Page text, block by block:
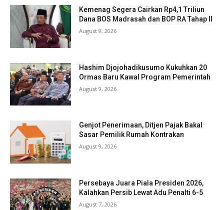
Kemenag Segera Cairkan Rp4,1 Triliun
Dana BOS Madrasah dan BOP RA Tahap II
August 9, 2026
Hashim Djojohadikusumo Kukuhkan 20
Ormas Baru Kawal Program Pemerintah
August 9, 2026
Genjot Penerimaan, Ditjen Pajak Bakal
Sasar Pemilik Rumah Kontrakan
August 9, 2026
Persebaya Juara Piala Presiden 2026,
Kalahkan Persib Lewat Adu Penalti 6-5
August 7, 2026